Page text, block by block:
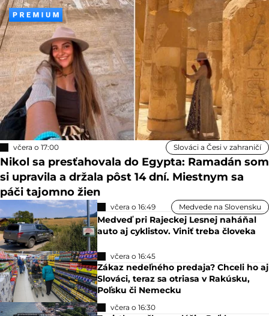
včera o 17:00 Slováci a Česi v zahraničí
Nikol sa presťahovala do Egypta: Ramadán som
si upravila a držala pôst 14 dní. Miestnym sa
páči tajomno žien
včera o 16:49 Medvede na Slovensku
Medveď pri Rajeckej Lesnej naháňal
auto aj cyklistov. Viniť treba človeka
včera o 16:45
Zákaz nedeľného predaja? Chceli ho aj
Slováci, teraz sa otriasa v Rakúsku,
Poľsku či Nemecku
včera o 16:30